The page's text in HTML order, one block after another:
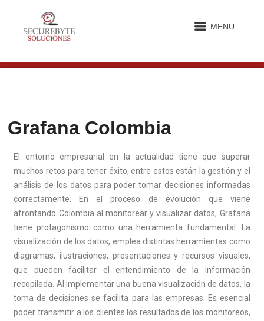
MENU
Grafana Colombia
El entorno empresarial en la actualidad tiene que superar
muchos retos para tener éxito, entre estos están la gestión y el
análisis de los datos para poder tomar decisiones informadas
correctamente. En el proceso de evolución que viene
afrontando Colombia al monitorear y visualizar datos, Grafana
tiene protagonismo como una herramienta fundamental. La
visualización de los datos, emplea distintas herramientas como
diagramas, ilustraciones, presentaciones y recursos visuales,
que pueden facilitar el entendimiento de la información
recopilada. Al implementar una buena visualización de datos, la
toma de decisiones se facilita para las empresas. Es esencial
poder transmitir a los clientes los resultados de los monitoreos,